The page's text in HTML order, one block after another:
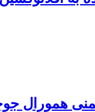
همورال